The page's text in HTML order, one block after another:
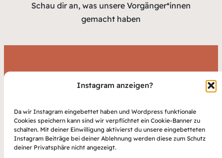
Instagram anzeigen?
Da wir Instagram eingebettet haben und Wordpress funktionale
Cookies speichern kann sind wir verpflichtet ein Cookie-Banner zu
schalten. Mit deiner Einwilligung aktivierst du unsere eingebetteten
Instagram Beiträge bei deiner Ablehnung werden diese zum Schutz
deiner Privatsphäre nicht angezeigt.
Schau dir an, was unsere Vorgänger*innen
gemacht haben
Du bist interessiert? Komm
vorbei!
Wir sind am 21.04.26 auf dem